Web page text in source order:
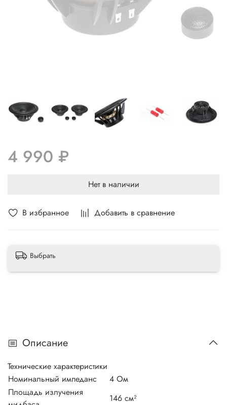
В избранное Добавить в сравнение
4 990 ₽
Нет в наличии
Выбрать
Описание
Технические характеристики
Номинальный импеданс
4 Ом
Площадь излучения
146 см²